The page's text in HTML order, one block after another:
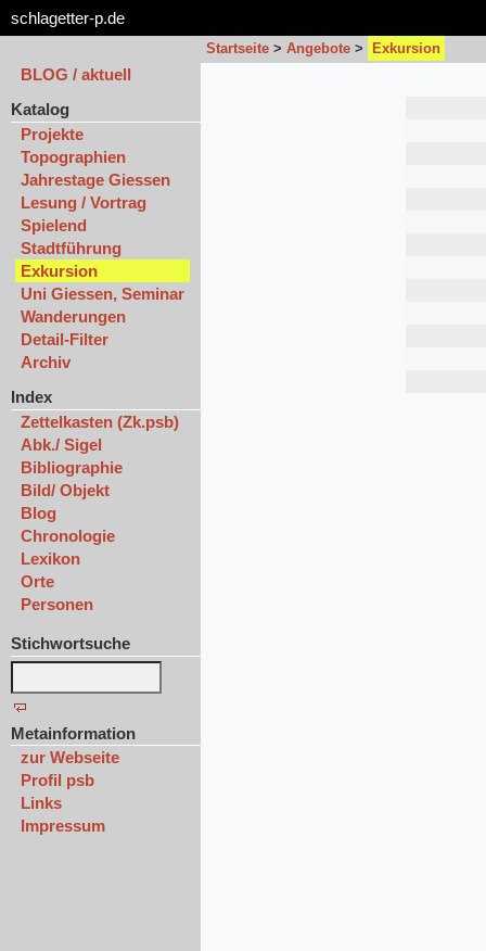
schlagetter-p.de
Startseite > Angebote > Exkursion
BLOG / aktuell
Katalog
Projekte
Topographien
Jahrestage Giessen
Lesung / Vortrag
Spielend
Stadtführung
Exkursion
Uni Giessen, Seminar
Wanderungen
Detail-Filter
Archiv
Index
Zettelkasten (Zk.psb)
Abk./ Sigel
Bibliographie
Bild/ Objekt
Blog
Chronologie
Lexikon
Orte
Personen
Stichwortsuche
Metainformation
zur Webseite
Profil psb
Links
Impressum